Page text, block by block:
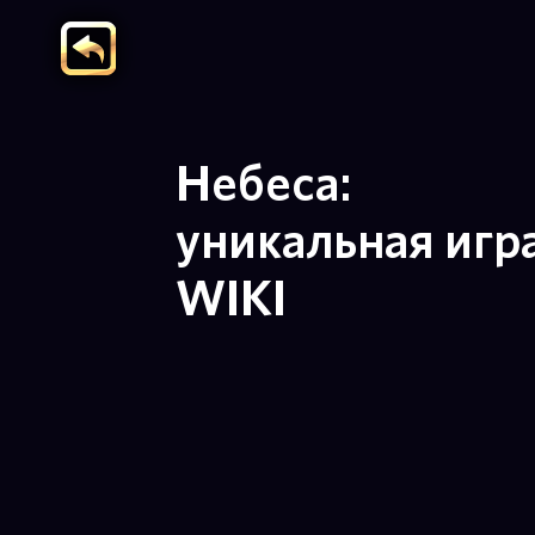
Небеса:
уникальная
WIKI